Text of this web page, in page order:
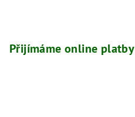
Přijímáme online platby